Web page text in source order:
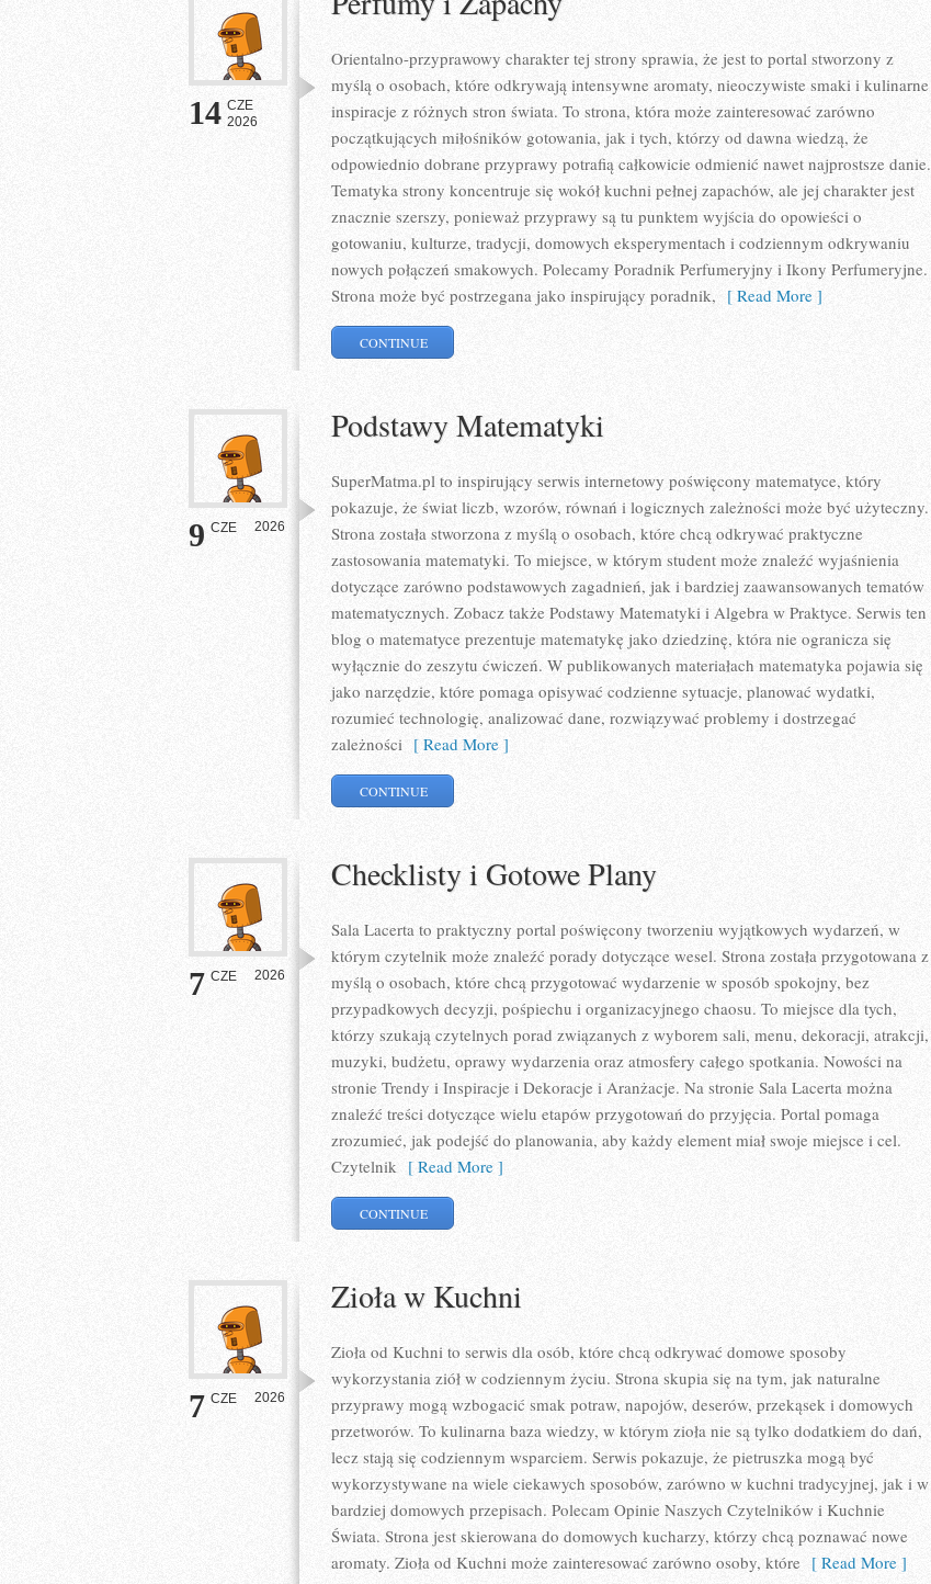
14 CZE
2026
Orientalno-przyprawowy charakter tej strony sprawia, że jest to portal stworzony z
myślą o osobach, które odkrywają intensywne aromaty, nieoczywiste smaki i kulinarne
inspiracje z różnych stron świata. To strona, która może zainteresować zarówno
początkujących miłośników gotowania, jak i tych, którzy od dawna wiedzą, że
odpowiednio dobrane przyprawy potrafią całkowicie odmienić nawet najprostsze danie.
Tematyka strony koncentruje się wokół kuchni pełnej zapachów, ale jej charakter jest
znacznie szerszy, ponieważ przyprawy są tu punktem wyjścia do opowieści o
gotowaniu, kulturze, tradycji, domowych eksperymentach i codziennym odkrywaniu
nowych połączeń smakowych. Polecamy Poradnik Perfumeryjny i Ikony Perfumeryjne.
Strona może być postrzegana jako inspirujący poradnik, [ Read More ]
CONTINUE
9 CZE 2026
Podstawy Matematyki
SuperMatma.pl to inspirujący serwis internetowy poświęcony matematyce, który
pokazuje, że świat liczb, wzorów, równań i logicznych zależności może być użyteczny.
Strona została stworzona z myślą o osobach, które chcą odkrywać praktyczne
zastosowania matematyki. To miejsce, w którym student może znaleźć wyjaśnienia
dotyczące zarówno podstawowych zagadnień, jak i bardziej zaawansowanych tematów
matematycznych. Zobacz także Podstawy Matematyki i Algebra w Praktyce. Serwis ten
blog o matematyce prezentuje matematykę jako dziedzinę, która nie ogranicza się
wyłącznie do zeszytu ćwiczeń. W publikowanych materiałach matematyka pojawia się
jako narzędzie, które pomaga opisywać codzienne sytuacje, planować wydatki,
rozumieć technologię, analizować dane, rozwiązywać problemy i dostrzegać
zależności [ Read More ]
CONTINUE
7 CZE 2026
Checklisty i Gotowe Plany
Sala Lacerta to praktyczny portal poświęcony tworzeniu wyjątkowych wydarzeń, w
którym czytelnik może znaleźć porady dotyczące wesel. Strona została przygotowana z
myślą o osobach, które chcą przygotować wydarzenie w sposób spokojny, bez
przypadkowych decyzji, pośpiechu i organizacyjnego chaosu. To miejsce dla tych,
którzy szukają czytelnych porad związanych z wyborem sali, menu, dekoracji, atrakcji,
muzyki, budżetu, oprawy wydarzenia oraz atmosfery całego spotkania. Nowości na
stronie Trendy i Inspiracje i Dekoracje i Aranżacje. Na stronie Sala Lacerta można
znaleźć treści dotyczące wielu etapów przygotowań do przyjęcia. Portal pomaga
zrozumieć, jak podejść do planowania, aby każdy element miał swoje miejsce i cel.
Czytelnik [ Read More ]
CONTINUE
7 CZE 2026
Zioła w Kuchni
Zioła od Kuchni to serwis dla osób, które chcą odkrywać domowe sposoby
wykorzystania ziół w codziennym życiu. Strona skupia się na tym, jak naturalne
przyprawy mogą wzbogacić smak potraw, napojów, deserów, przekąsek i domowych
przetworów. To kulinarna baza wiedzy, w którym zioła nie są tylko dodatkiem do dań,
lecz stają się codziennym wsparciem. Serwis pokazuje, że pietruszka mogą być
wykorzystywane na wiele ciekawych sposobów, zarówno w kuchni tradycyjnej, jak i w
bardziej domowych przepisach. Polecam Opinie Naszych Czytelników i Kuchnie
Świata. Strona jest skierowana do domowych kucharzy, którzy chcą poznawać nowe
aromaty. Zioła od Kuchni może zainteresować zarówno osoby, które [ Read More ]